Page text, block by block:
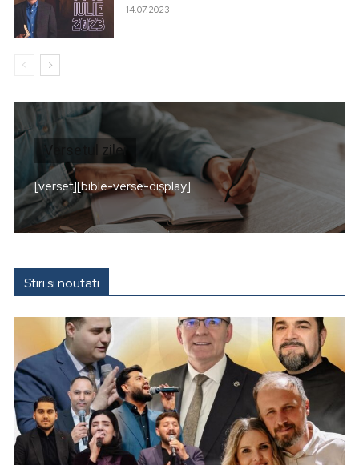
14.07.2023
Versetul zilei
[verset][bible-verse-display]
Stiri si noutati